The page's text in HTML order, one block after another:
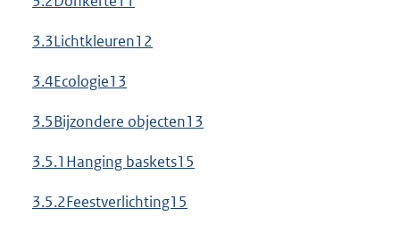
3.3Lichtkleuren12
3.4Ecologie13
3.5Bijzondere objecten13
3.5.1Hanging baskets15
3.5.2Feestverlichting15